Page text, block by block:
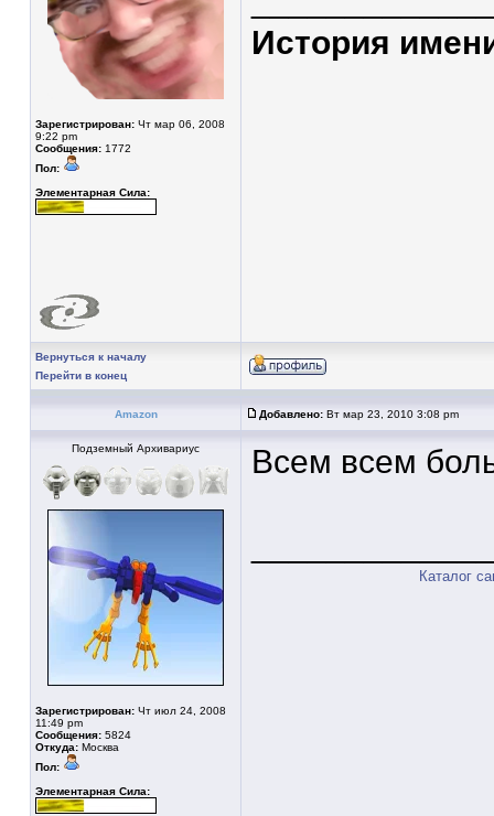
Зарегистрирован: Чт мар 06, 2008
9:22 pm
Сообщения: 1772
Пол:
Элементарная Сила:
История
Вернуться к началу
Перейти в конец
Amazon Добавлено: Вт мар 23, 2010 3:08 pm
Подземный Архивариус
Зарегистрирован: Чт июл 24, 2008
11:49 pm
Сообщения: 5824
Откуда: Москва
Пол:
Элементарная Сила:
Всем всем
Каталог